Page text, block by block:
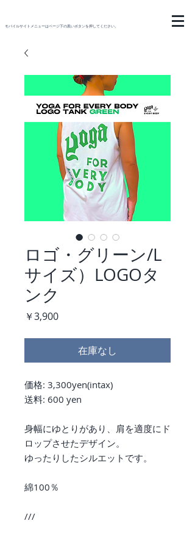
モバイルサイトメニューはページ下の黒いボタンを押してください。
ロゴ・グリーン/L
サイズ）LOGOタ
ンク
￥3,900価
在庫なし
価格: 3,300yen(intax)
送料: 600 yen
身幅にゆとりがあり、肩を適度にド
ロップさせたデザイン。
ゆったりしたシルエットです。
綿100％
///